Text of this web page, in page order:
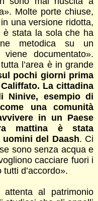
Molte porte chiuse,
una versione ridotta,
è stata la sola che ha
metodica su un
documentato».
l’area è in grande
pochi giorni prima
La cittadina
Ninive, esempio di
una comunità
in un Paese
mattina è stata
del Daash. Ci
sono senza acqua e
cacciare fuori i
d’accordo».
al patrimonio